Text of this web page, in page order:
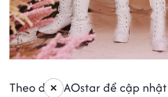
Theo dõi SAOstar để cập
×